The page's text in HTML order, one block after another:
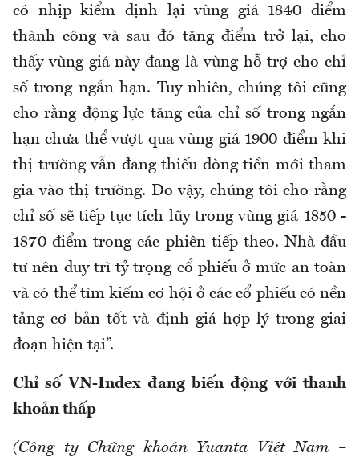
có nhịp kiểm định lại vùng giá 1840 điểm
thành công và sau đó tăng điểm trở lại, cho
thấy vùng giá này đang là vùng hỗ trợ cho chỉ
số trong ngắn hạn. Tuy nhiên, chúng tôi cũng
cho rằng động lực tăng của chỉ số trong ngắn
hạn chưa thể vượt qua vùng giá 1900 điểm khi
thị trường vẫn đang thiếu dòng tiền mới tham
gia vào thị trường. Do vậy, chúng tôi cho rằng
chỉ số sẽ tiếp tục tích lũy trong vùng giá 1850 -
1870 điểm trong các phiên tiếp theo. Nhà đầu
tư nên duy trì tỷ trọng cổ phiếu ở mức an toàn
và có thể tìm kiếm cơ hội ở các cổ phiếu có nền
tảng cơ bản tốt và định giá hợp lý trong giai
đoạn hiện tại”.
Chỉ số VN-Index đang biến động với thanh
khoản thấp
(Công ty Chứng khoán Yuanta Việt Nam –